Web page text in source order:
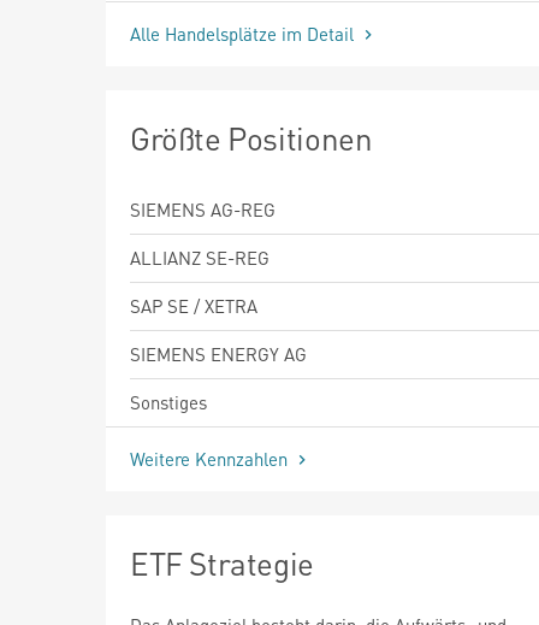
Alle Handelsplätze im Detail
Größte Positionen
SIEMENS AG-REG
ALLIANZ SE-REG
SAP SE / XETRA
SIEMENS ENERGY AG
Sonstiges
Weitere Kennzahlen
ETF Strategie